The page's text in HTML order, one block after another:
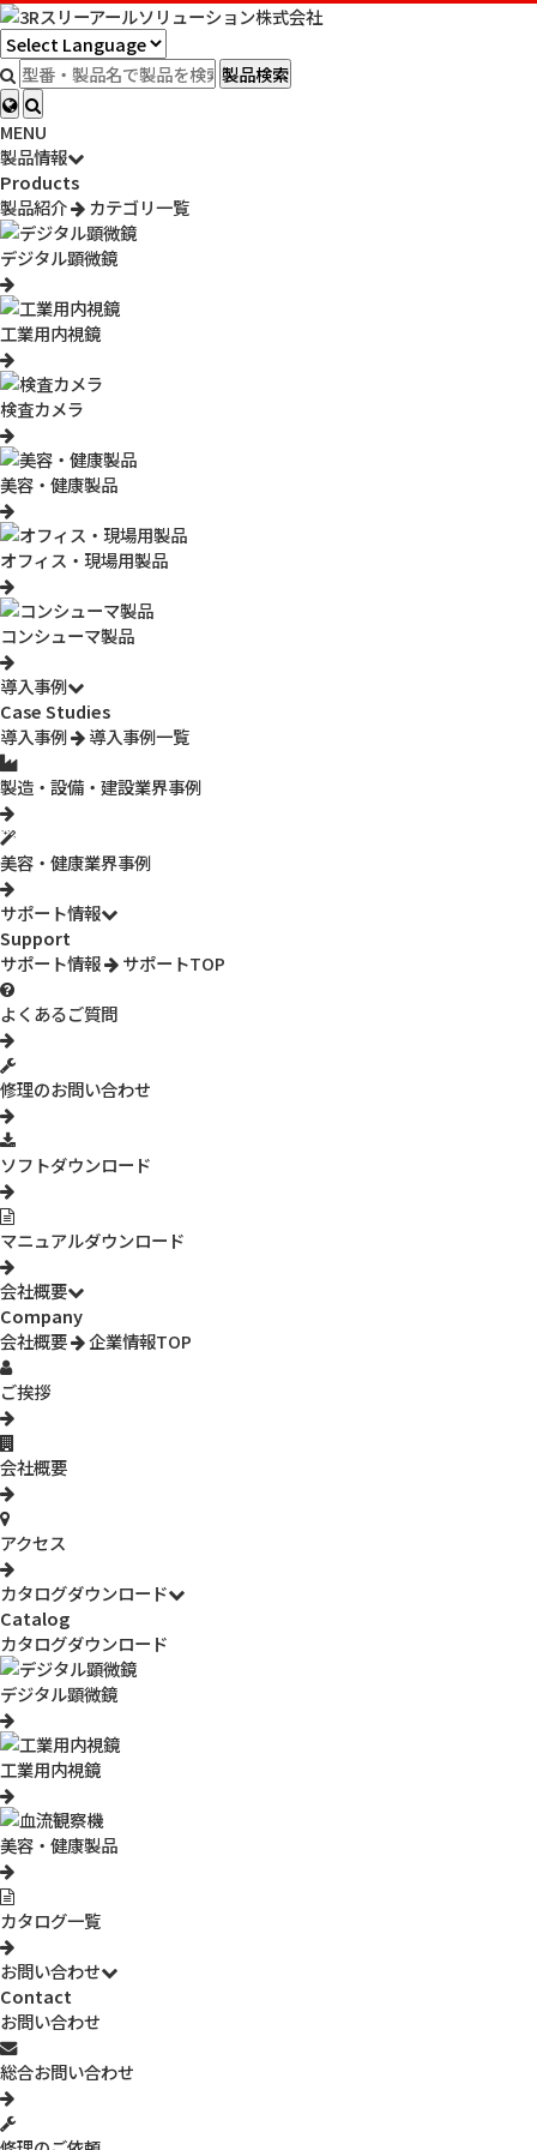
製品検索
MENU
製品情報
Products
製品紹介
カテゴリ一覧
デジタル顕微鏡
工業用内視鏡
検査カメラ
美容・健康製品
オフィス・現場用製品
コンシューマ製品
導入事例
Case Studies
導入事例
導入事例一覧
製造・設備・建設業界事例
美容・健康業界事例
サポート情報
Support
サポート情報
サポートTOP
よくあるご質問
修理のお問い合わせ
ソフトダウンロード
マニュアルダウンロード
会社概要
Company
会社概要
企業情報TOP
ご挨拶
会社概要
アクセス
カタログダウンロード
Catalog
カタログダウンロード
デジタル顕微鏡
工業用内視鏡
美容・健康製品
カタログ一覧
お問い合わせ
Contact
お問い合わせ
総合お問い合わせ
HOME サポート情報 よくあるご質問
よくあるご質問
使用されているイメージセンサ（CMOS)のサイ
ズは？（FXS09/FXS09-56）
1/4インチ 3.584ｍｍ×2.688ｍｍ です。
更新日
2020/04/01
9725
対象カテゴリ
検査カメラ
対象製品
3R-FXS09 / 3R-FXS09-56
（平日 9:00~18:00）
公式SNS
製品情報
導入事例一覧
サポート情報
企業情報
お問い合わせ
サイトマップ
Copyright © THREE R SOLUTION Corp.Japan. All Rights Reserved.